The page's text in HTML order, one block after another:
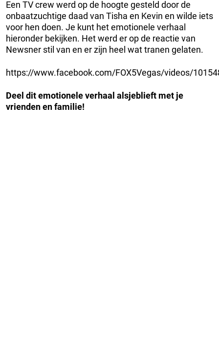
Een TV crew werd op de hoogte gesteld door de
onbaatzuchtige daad van Tisha en Kevin en wilde iets
voor hen doen. Je kunt het emotionele verhaal
hieronder bekijken. Het werd er op de reactie van
Newsner stil van en er zijn heel wat tranen gelaten.
https://www.facebook.com/FOX5Vegas/videos/
Deel dit emotionele verhaal alsjeblieft met je
vrienden en familie!